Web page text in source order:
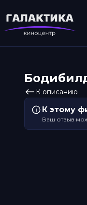
К описанию
К этому
Ваш отзыв